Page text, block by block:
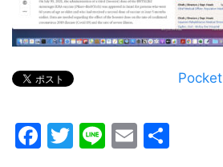
Pocket
Facebook
Twitter
LineEmail